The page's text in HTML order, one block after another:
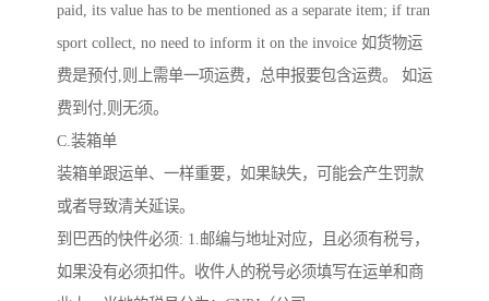
paid, its value has to be mentioned as a separate item; if tran
sport collect, no need to inform it on the invoice 如货物运
费是预付,则上需单一项运费，总申报要包含运费。 如运
费到付,则无须。
C.装箱单
装箱单跟运单、一样重要，如果缺失，可能会产生罚款
或者导致清关延误。
到巴西的快件必须: 1.邮编与地址对应，且必须有税号，
如果没有必须扣件。收件人的税号必须填写在运单和商